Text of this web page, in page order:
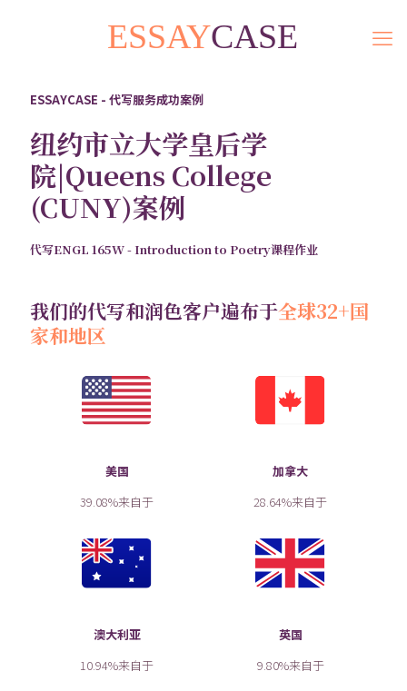
ESSAYCASE - 代写服务成功案例
纽约市立大学皇后学
院|Queens College
(CUNY)案例
代写ENGL 165W - Introduction to Poetry课程作业
我们的代写和润色客户遍布于全球32+国
家和地区
美国
39.08%来自于
加拿大
28.64%来自于
澳大利亚
10.94%来自于
英国
9.80%来自于